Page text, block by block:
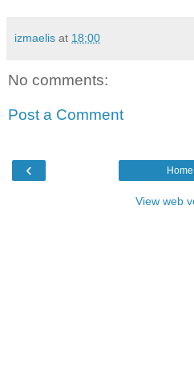
izmaelis at 18:00
No comments:
Post a Comment
‹ Home
View web